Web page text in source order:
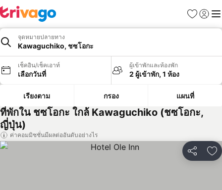
รายการโป
เข้าสู่ร
เมนู
จุดหมายปลายทาง
Kawaguchiko, ชซโอกะ
เช็คอิน/เช็คเอาท์
เลือกวันที่
ผู้เข้าพักและห้องพัก
2 ผู้เข้าพัก, 1 ห้อง
เรียงตาม กรอง แผนที่
ที่พักใน ชซโอกะ ใกล้ Kawaguchiko (ชซโอกะ,
ญี่ปุ่น)
ค่าคอมมิชชั่นมีผลต่ออันดับอย่างไร
แชร์ เ